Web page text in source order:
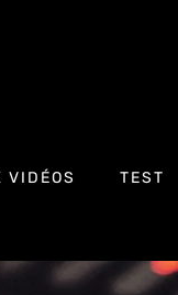
VIDÉOS TEST